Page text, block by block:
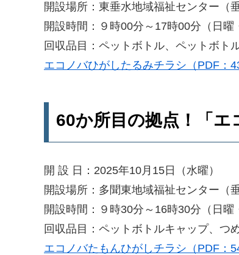
開設場所：東垂水地域福祉センター（
開設時間：９時00分～17時00分（日曜
回収品目：ペットボトル、ペットボト
エコノバひがしたるみチラシ（PDF：
60か所目の拠点！「エ
開 設 日：2025年10月15日（水曜）
開設場所：多聞東地域福祉センター（
開設時間：９時30分～16時30分（日曜
回収品目：ペットボトルキャップ、つ
エコノバたもんひがしチラシ（PDF：